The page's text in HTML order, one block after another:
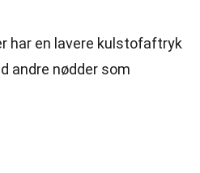
har en lavere kulstofaftryk
andre nødder som